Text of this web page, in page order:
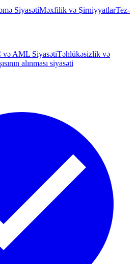
SiyasətiMəxfilik və ŞirniyyatlarTez-
AML SiyasətiTəhlükəsizlik və
alınması siyasəti